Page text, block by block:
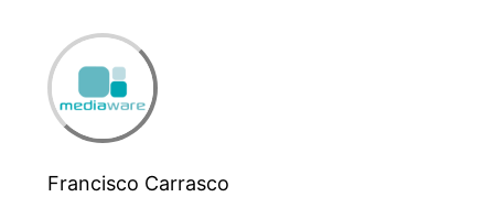
Francisco Carrasco